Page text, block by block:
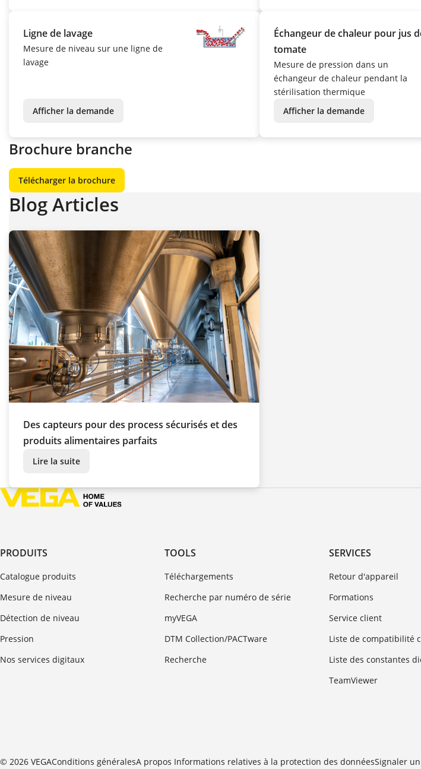
Ligne de lavage
Mesure de niveau sur une ligne de
lavage
Afficher la demande
Échangeur de chaleur pour jus
tomate
Mesure de pression dans un
échangeur de chaleur pendant la
stérilisation thermique
Afficher la demande
Brochure branche
Télécharger la brochure
Blog Articles
Des capteurs pour des process sécurisés et des
produits alimentaires parfaits
Lire la suite
PRODUITS
Catalogue produits
Mesure de niveau
Détection de niveau
Pression
Nos services digitaux
TOOLS
Téléchargements
Recherche par numéro de série
myVEGA
DTM Collection/PACTware
Recherche
SERVICES
Retour d'appareil
Formations
Service client
Liste de compatibilité
Liste des constantes
TeamViewer
© 2026 VEGAConditions généralesA propos Informations relatives à la protection des donnéesSignaler